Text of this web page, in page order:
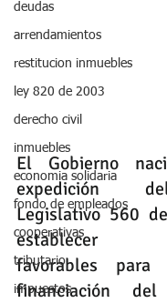
deudas
arrendamientos
restitucion inmuebles
ley 820 de 2003
derecho civil
inmuebles
economia solidaria
fondo de empleados
cooperativas
tributario
impuestos
El Gobierno
expedición
Legislativo 560
establecer
favorables para
financiación